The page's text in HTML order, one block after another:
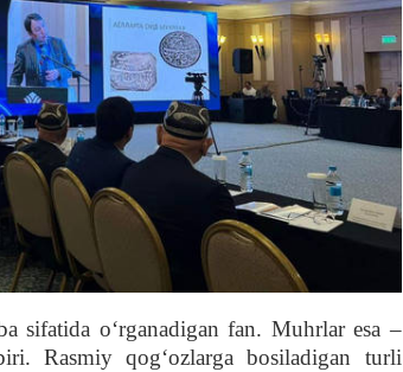
sifatida oʻrganadigan fan. Muhrlar esa –
Rasmiy qogʻozlarga bosiladigan turli